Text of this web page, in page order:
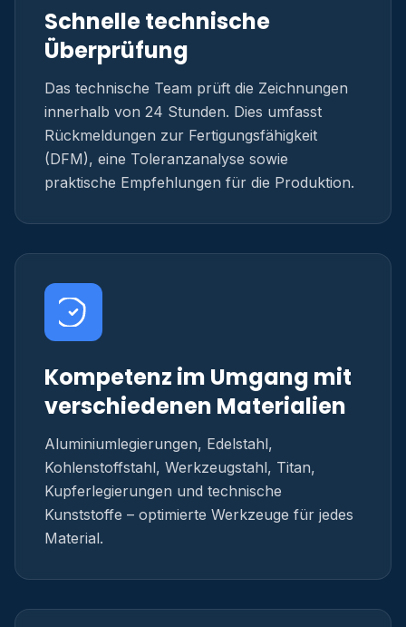
Schnelle technische
Überprüfung
Das technische Team prüft die Zeichnungen
innerhalb von 24 Stunden. Dies umfasst
Rückmeldungen zur Fertigungsfähigkeit
(DFM), eine Toleranzanalyse sowie
praktische Empfehlungen für die Produktion.
Kompetenz im Umgang mit
verschiedenen Materialien
Aluminiumlegierungen, Edelstahl,
Kohlenstoffstahl, Werkzeugstahl, Titan,
Kupferlegierungen und technische
Kunststoffe – optimierte Werkzeuge für jedes
Material.